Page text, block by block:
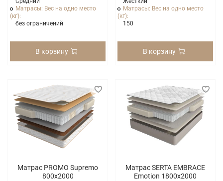
Матрасы: Вес на одно место
(кг):
без ограничений
В корзину
Матрасы: Вес на одно место
(кг):
150
В корзину
Матрас PROMO Supremo
800x2000
Матрас SERTA EMBRACE
Emotion 1800x2000